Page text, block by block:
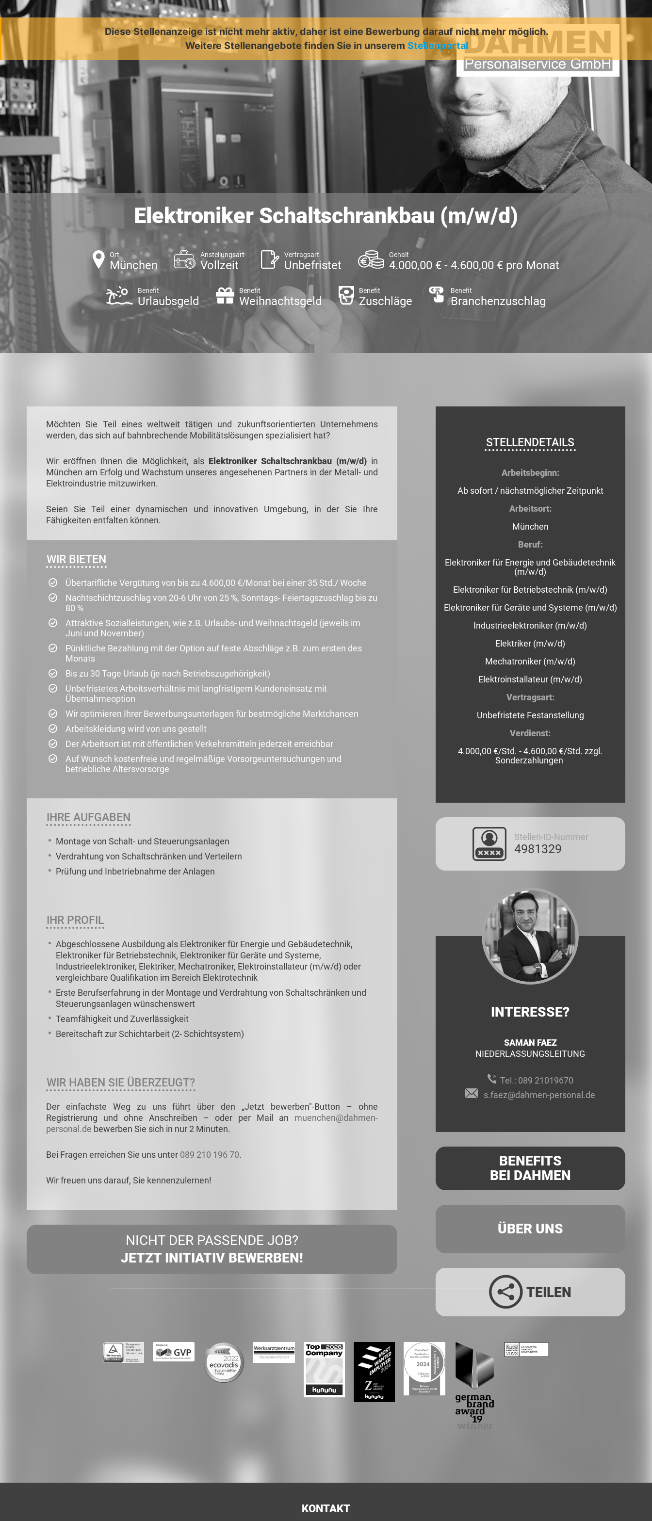
Diese Stellenanzeige ist nicht mehr aktiv, daher ist eine Bewerbung darauf nicht mehr möglich.
Weitere Stellenangebote finden Sie in unserem Stellenportal
Elektroniker Schaltschrankbau (m/w/d)
Ort
München
Anstellungsart
Vollzeit
Vertragsart
Unbefristet
Gehalt
4.000,00 € - 4.600,00 € pro Monat
Benefit
Urlaubsgeld
Benefit
Weihnachtsgeld
Benefit
Zuschläge
Benefit
Branchenzuschlag
Möchten Sie Teil eines weltweit tätigen und zukunftsorientierten Unternehmens
werden, das sich auf bahnbrechende Mobilitätslösungen spezialisiert hat?
Wir eröffnen Ihnen die Möglichkeit, als Elektroniker Schaltschrankbau (m/w/d) in
München am Erfolg und Wachstum unseres angesehenen Partners in der Metall- und
Elektroindustrie mitzuwirken.
Seien Sie Teil einer dynamischen und innovativen Umgebung, in der Sie Ihre
Fähigkeiten entfalten können.
WIR BIETEN
Übertarifliche Vergütung von bis zu 4.600,00 €/Monat bei einer 35 Std./ Woche
Nachtschichtzuschlag von 20-6 Uhr von 25 %, Sonntags- Feiertagszuschlag bis zu
80 %
Attraktive Sozialleistungen, wie z.B. Urlaubs- und Weihnachtsgeld (jeweils im
Juni und November)
Pünktliche Bezahlung mit der Option auf feste Abschläge z.B. zum ersten des
Monats
Bis zu 30 Tage Urlaub (je nach Betriebszugehörigkeit)
Unbefristetes Arbeitsverhältnis mit langfristigem Kundeneinsatz mit
Übernahmeoption
Wir optimieren Ihrer Bewerbungsunterlagen für bestmögliche Marktchancen
Arbeitskleidung wird von uns gestellt
Der Arbeitsort ist mit öffentlichen Verkehrsmitteln jederzeit erreichbar
Auf Wunsch kostenfreie und regelmäßige Vorsorgeuntersuchungen und
betriebliche Altersvorsorge
IHRE AUFGABEN
Montage von Schalt- und Steuerungsanlagen
Verdrahtung von Schaltschränken und Verteilern
Prüfung und Inbetriebnahme der Anlagen
IHR PROFIL
Abgeschlossene Ausbildung als Elektroniker für Energie und Gebäudetechnik,
Elektroniker für Betriebstechnik, Elektroniker für Geräte und Systeme,
Industrieelektroniker, Elektriker, Mechatroniker, Elektroinstallateur (m/w/d) oder
vergleichbare Qualifikation im Bereich Elektrotechnik
Erste Berufserfahrung in der Montage und Verdrahtung von Schaltschränken und
Steuerungsanlagen wünschenswert
Teamfähigkeit und Zuverlässigkeit
Bereitschaft zur Schichtarbeit (2- Schichtsystem)
WIR HABEN SIE ÜBERZEUGT?
Der einfachste Weg zu uns führt über den „Jetzt bewerben"-Button – ohne
Registrierung und ohne Anschreiben – oder per Mail an muenchen@dahmen-
personal.de bewerben Sie sich in nur 2 Minuten.
Bei Fragen erreichen Sie uns unter 089 210 196 70.
Wir freuen uns darauf, Sie kennenzulernen!
NICHT DER PASSENDE JOB?
JETZT INITIATIV BEWERBEN!
STELLENDETAILS
Arbeitsbeginn:
Ab sofort / nächstmöglicher Zeitpunkt
Arbeitsort:
München
Beruf:
Elektroniker für Energie und Gebäudetechnik
(m/w/d)
Elektroniker für Betriebstechnik (m/w/d)
Elektroniker für Geräte und Systeme (m/w/d)
Industrieelektroniker (m/w/d)
Elektriker (m/w/d)
Mechatroniker (m/w/d)
Elektroinstallateur (m/w/d)
Vertragsart:
Unbefristete Festanstellung
Verdienst:
4.000,00 €/Std. - 4.600,00 €/Std. zzgl.
Sonderzahlungen
Stellen-ID-Nummer
4981329
INTERESSE?
SAMAN FAEZ
NIEDERLASSUNGSLEITUNG
Tel.: 089 21019670
s.faez@dahmen-personal.de
BENEFITS
BEI DAHMEN
ÜBER UNS
Whatsapp
TEILEN
KONTAKT